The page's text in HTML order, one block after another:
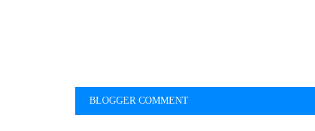
BLOGGER COMMENT